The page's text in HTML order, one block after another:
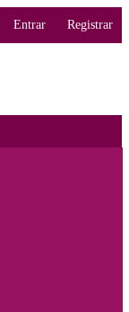
Entrar Registrar